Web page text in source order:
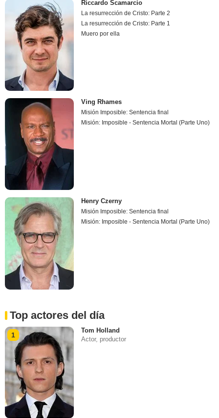
Riccardo Scamarcio
La resurrección de Cristo: Parte 2
La resurrección de Cristo: Parte 1
Muero por ella
Ving Rhames
Misión Imposible: Sentencia final
Misión: Imposible - Sentencia Mortal (Parte Uno)
Henry Czerny
Misión Imposible: Sentencia final
Misión: Imposible - Sentencia Mortal (Parte Uno)
Top actores del día
1
Tom Holland
Actor, productor